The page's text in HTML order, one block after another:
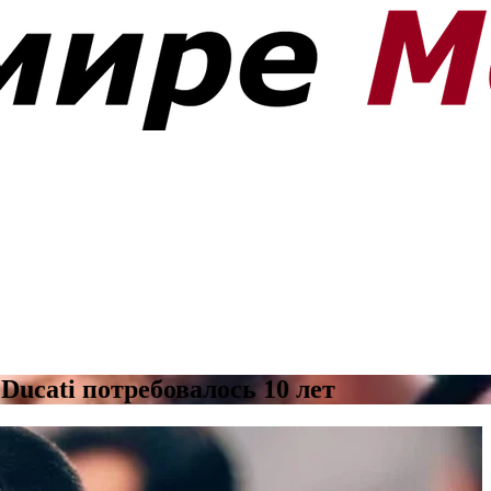
потребовалось 10 лет